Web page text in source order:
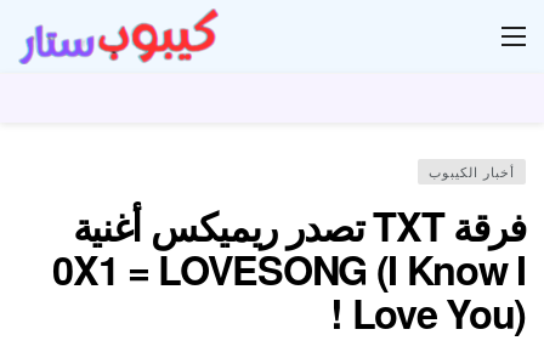
أخبار الكيبوب
فرقة TXT تصدر ريميكس أغنية
0X1 = LOVESONG (I Know I
Love You) !